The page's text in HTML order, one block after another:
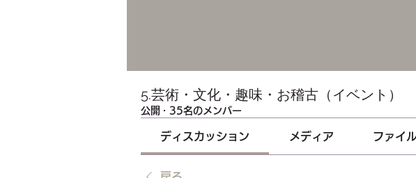
5.芸術・文化・趣味・お稽古（イベント）
公開 · 35名のメンバー
ディスカッション メディア ファイ